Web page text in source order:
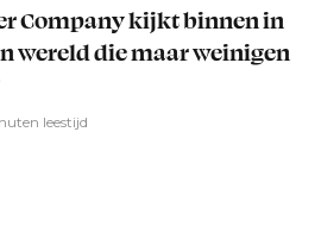
Company kijkt binnen in
wereld die maar weinigen
leestijd